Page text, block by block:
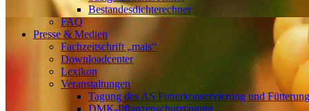
Bestandesdichterechner
FAQ
Presse & Medien
Fachzeitschrift „mais“
Downloadcenter
Lexikon
Veranstaltungen
Tagung des AS Futterkonservierung und Fütterung
DMK-Pflanzenschutztagung